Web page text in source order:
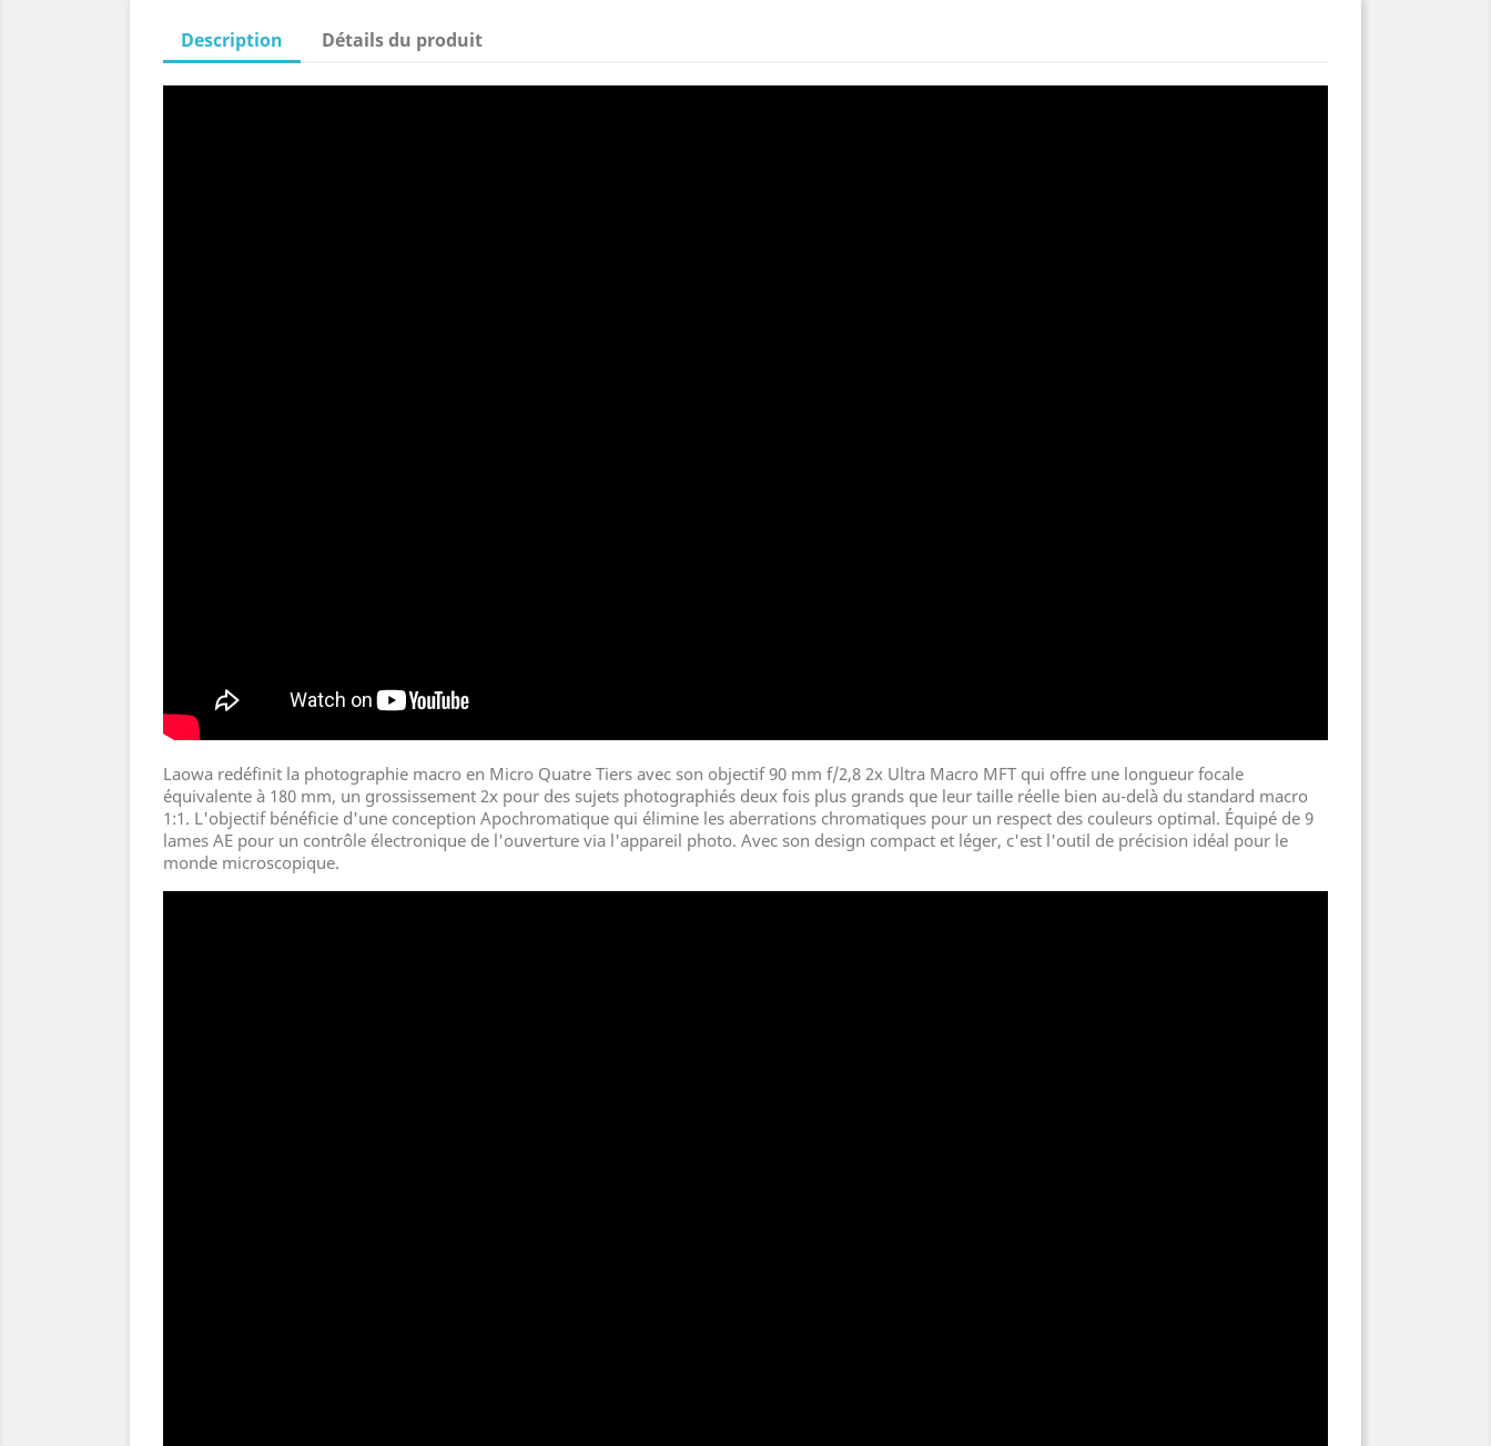
Description Détails du produit
Laowa redéfinit la photographie macro en Micro Quatre Tiers avec son objectif 90 mm f/2,8 2x Ultra Macro MFT qui offre une longueur focale
équivalente à 180 mm, un grossissement 2x pour des sujets photographiés deux fois plus grands que leur taille réelle bien au-delà du standard macro
1:1. L'objectif bénéficie d'une conception Apochromatique qui élimine les aberrations chromatiques pour un respect des couleurs optimal. Équipé de 9
lames AE pour un contrôle électronique de l'ouverture via l'appareil photo. Avec son design compact et léger, c'est l'outil de précision idéal pour le
monde microscopique.